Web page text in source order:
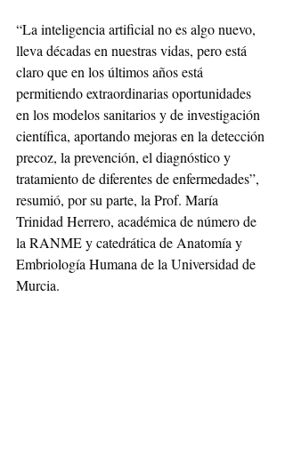
“La inteligencia artificial no es algo nuevo,
lleva décadas en nuestras vidas, pero está
claro que en los últimos años está
permitiendo extraordinarias oportunidades
en los modelos sanitarios y de investigación
científica, aportando mejoras en la detección
precoz, la prevención, el diagnóstico y
tratamiento de diferentes de enfermedades”,
resumió, por su parte, la Prof. María
Trinidad Herrero, académica de número de
la RANME y catedrática de Anatomía y
Embriología Humana de la Universidad de
Murcia.